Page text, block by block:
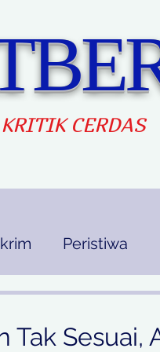
CERDAS
Peristiwa
Tak Sesuai,